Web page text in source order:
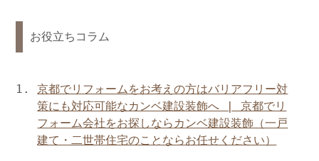
お役立ちコラム
京都でリフォームをお考えの方はバリアフリー対
策にも対応可能なカンベ建設装飾へ | 京都でリ
フォーム会社をお探しならカンベ建設装飾（一戸
建て・二世帯住宅のことならお任せください）